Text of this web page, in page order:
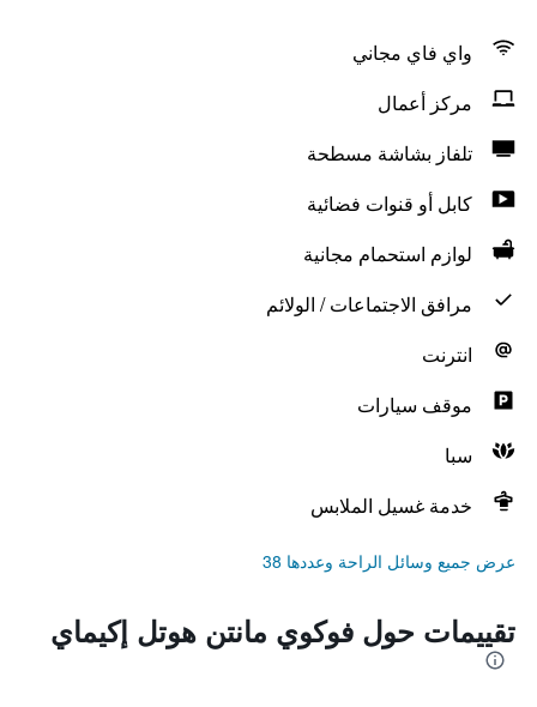
واي فاي مجاني
مركز أعمال
تلفاز بشاشة مسطحة
كابل أو قنوات فضائية
لوازم استحمام مجانية
مرافق الاجتماعات / الولائم
انترنت
موقف سيارات
سبا
خدمة غسيل الملابس
عرض جميع وسائل الراحة وعددها 38
تقييمات حول فوكوي مانتن هوتل إكيماي